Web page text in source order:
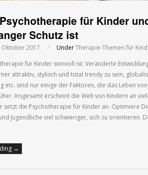
für Kinder
Schutz ist
Oktober 2017 / UnderTherapie-Themen für
für Kinder sinnvoll ist: Veränderte
attraktiv, stylisch und total trendy zu sein,
etc. sind nur einige der Faktoren, die das Leben
Insgesamt erscheint die Welt von Kindern an
setzt die Psychotherapie für Kinder an. Optimiere
Jugendliche viel schwieriger, sich zu orientieren.
→